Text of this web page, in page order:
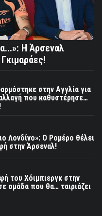
Η Άρσεναλ
στην Αγγλία για
που καθυστέρησε…
Λονδίνο»: Ο Ρομέρο θέλει
στην Άρσεναλ!
του Χόιμπιεργκ στην
ομάδα που θα… ταιριάζει